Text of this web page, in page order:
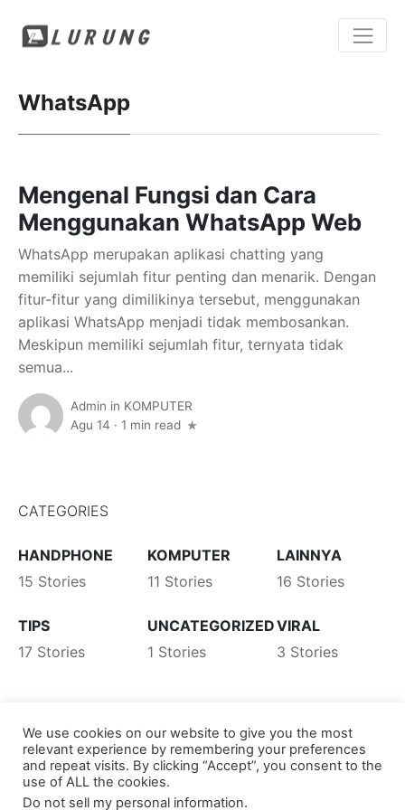
WhatsApp
Mengenal Fungsi dan Cara
Menggunakan WhatsApp Web
WhatsApp merupakan aplikasi chatting yang
memiliki sejumlah fitur penting dan menarik. Dengan
fitur-fitur yang dimilikinya tersebut, menggunakan
aplikasi WhatsApp menjadi tidak membosankan.
Meskipun memiliki sejumlah fitur, ternyata tidak
semua...
Admin in KOMPUTER
Agu 14 · 1 min read
CATEGORIES
HANDPHONE
15 Stories
KOMPUTER
11 Stories
LAINNYA
16 Stories
TIPS
17 Stories
UNCATEGORIZED
1 Stories
VIRAL
3 Stories
We use cookies on our website to give you the most
relevant experience by remembering your preferences
and repeat visits. By clicking “Accept”, you consent to the
use of ALL the cookies.
Do not sell my personal information.